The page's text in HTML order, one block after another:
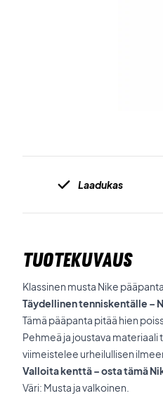
Laadukas
TUOTEKUVAUS
Klassinen musta Nike
Täydellinen tenniskentälle –
Tämä pääpanta pitää hien
Pehmeä ja joustava
viimeistelee urheilullisen
Valloita kenttä – osta tämä
Väri: Musta ja valkoinen.